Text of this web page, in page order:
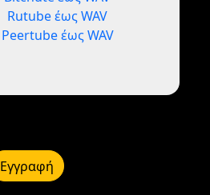
Rutube έως WAV
Peertube έως WAV
Εγγραφή